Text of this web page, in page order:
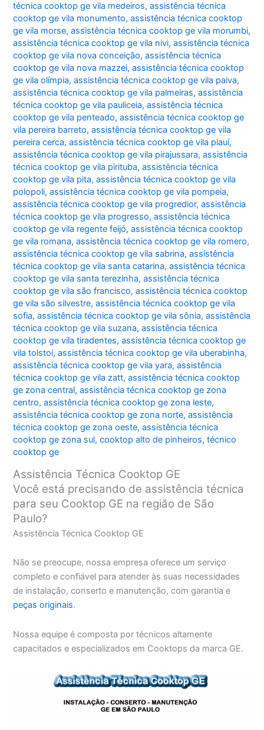
técnica cooktop ge vila medeiros,assistência técnica
cooktop ge vila monumento,assistência técnica cooktop
ge vila morse,assistência técnica cooktop ge vila morumbi,
assistência técnica cooktop ge vila nivi,assistência técnica
cooktop ge vila nova conceição,assistência técnica
cooktop ge vila nova mazzei,assistência técnica cooktop
ge vila olímpia,assistência técnica cooktop ge vila paiva,
assistência técnica cooktop ge vila palmeiras,assistência
técnica cooktop ge vila pauliceia,assistência técnica
cooktop ge vila penteado,assistência técnica cooktop ge
vila pereira barreto,assistência técnica cooktop ge vila
pereira cerca,assistência técnica cooktop ge vila piauí,
assistência técnica cooktop ge vila pirajussara,assistência
técnica cooktop ge vila pirituba,assistência técnica
cooktop ge vila pita,assistência técnica cooktop ge vila
polopoli,assistência técnica cooktop ge vila pompeia,
assistência técnica cooktop ge vila progredior,assistência
técnica cooktop ge vila progresso,assistência técnica
cooktop ge vila regente feijó,assistência técnica cooktop
ge vila romana,assistência técnica cooktop ge vila romero,
assistência técnica cooktop ge vila sabrina,assistência
técnica cooktop ge vila santa catarina,assistência técnica
cooktop ge vila santa terezinha,assistência técnica
cooktop ge vila são francisco,assistência técnica cooktop
ge vila são silvestre,assistência técnica cooktop ge vila
sofia,assistência técnica cooktop ge vila sônia,assistência
técnica cooktop ge vila suzana,assistência técnica
cooktop ge vila tiradentes,assistência técnica cooktop ge
vila tolstoi,assistência técnica cooktop ge vila uberabinha,
assistência técnica cooktop ge vila yara,assistência
técnica cooktop ge vila zatt,assistência técnica cooktop
ge zona central,assistência técnica cooktop ge zona
centro,assistência técnica cooktop ge zona leste,
assistência técnica cooktop ge zona norte,assistência
técnica cooktop ge zona oeste,assistência técnica
cooktop ge zona sul,cooktop alto de pinheiros,técnico
cooktop ge
Assistência Técnica Cooktop GE
Você está precisando de assistência técnica
para seu Cooktop GE na região de São
Paulo?
Assistência Técnica Cooktop GE
Não se preocupe, nossa empresa oferece um serviço
completo e confiável para atender às suas necessidades
de instalação, conserto e manutenção, com garantia e
peças originais.
Nossa equipe é composta por técnicos altamente
capacitados e especializados em Cooktops da marca GE.